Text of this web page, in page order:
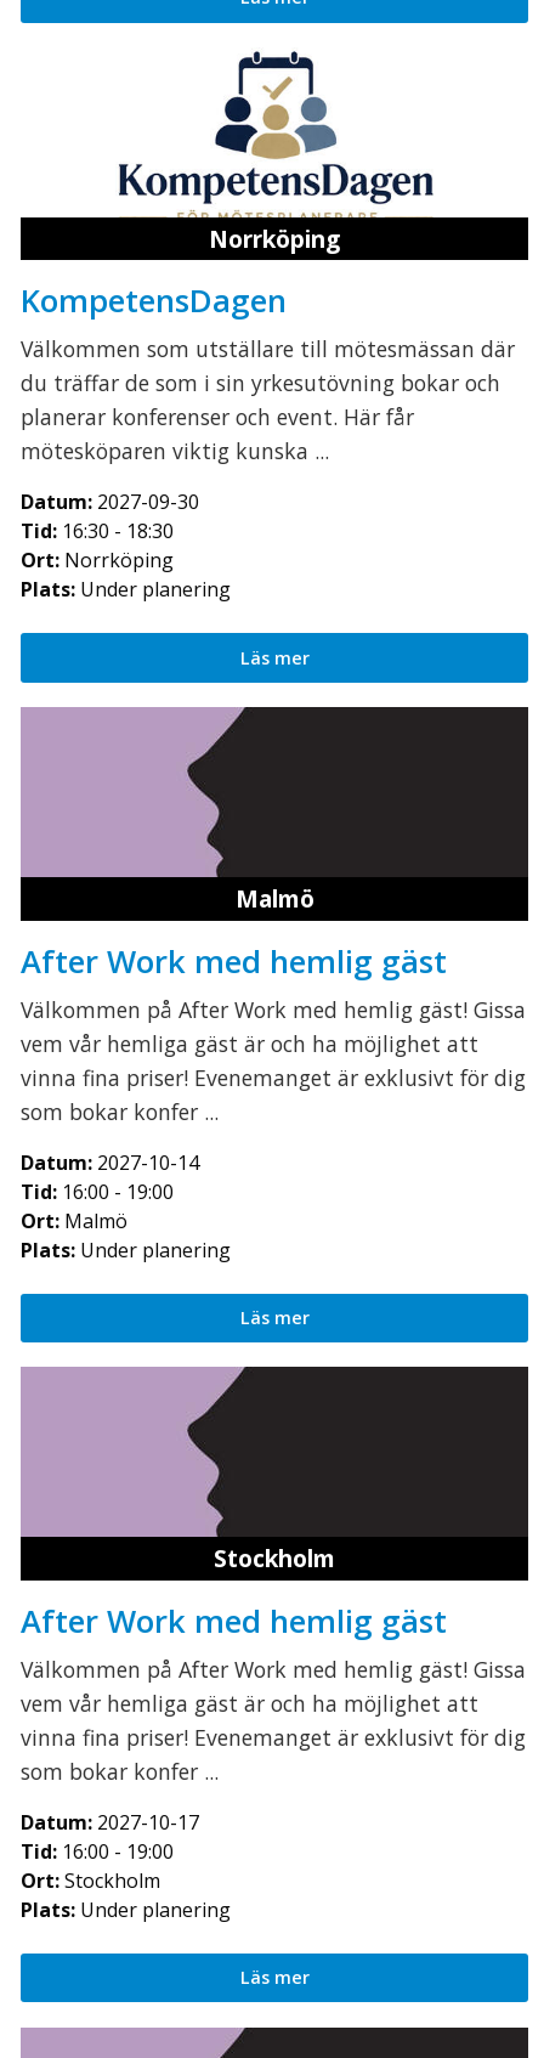
Norrköping
KompetensDagen
Välkommen som utställare till mötesmässan där
du träffar de som i sin yrkesutövning bokar och
planerar konferenser och event. Här får
mötesköparen viktig kunska ...
Datum: 2027-09-30
Tid: 16:30 - 18:30
Ort: Norrköping
Plats: Under planering
Läs mer
Malmö
After Work med hemlig gäst
Välkommen på After Work med hemlig gäst! Gissa
vem vår hemliga gäst är och ha möjlighet att
vinna fina priser! Evenemanget är exklusivt för dig
som bokar konfer ...
Datum: 2027-10-14
Tid: 16:00 - 19:00
Ort: Malmö
Plats: Under planering
Läs mer
Stockholm
After Work med hemlig gäst
Välkommen på After Work med hemlig gäst! Gissa
vem vår hemliga gäst är och ha möjlighet att
vinna fina priser! Evenemanget är exklusivt för dig
som bokar konfer ...
Datum: 2027-10-17
Tid: 16:00 - 19:00
Ort:Stockholm
Plats: Under planering
Läs mer